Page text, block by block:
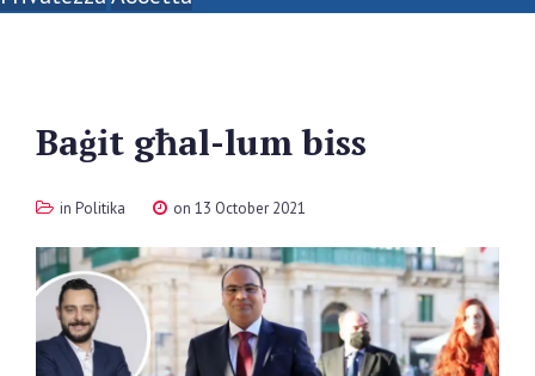
Baġit għal-lum biss
in Politika on 13 October 2021